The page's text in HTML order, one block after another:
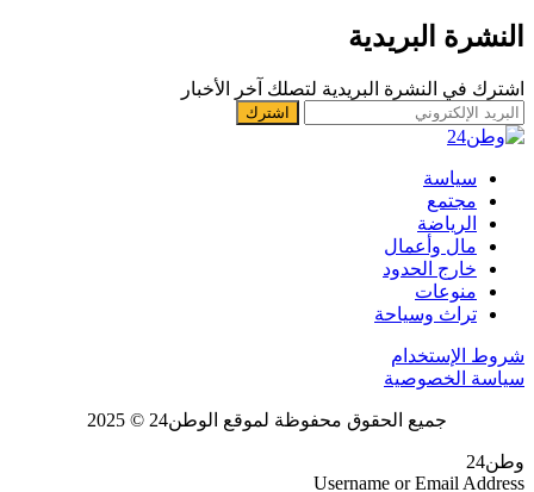
النشرة البريدية
اشترك في النشرة البريدية لتصلك آخر الأخبار
سياسة
مجتمع
الرياضة
مال وأعمال
خارج الحدود
منوعات
تراث وسياحة
شروط الإستخدام
سياسة الخصوصية
جميع الحقوق محفوظة لموقع الوطن24 © 2025
وطن24
Username or Email Address